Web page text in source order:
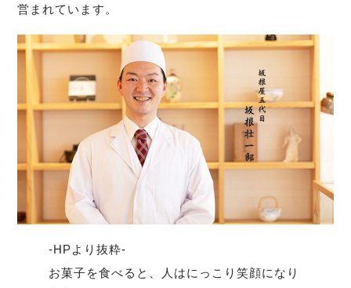
営まれています。
-HPより抜粋-
お菓子を食べると、人はにっこり笑顔になり